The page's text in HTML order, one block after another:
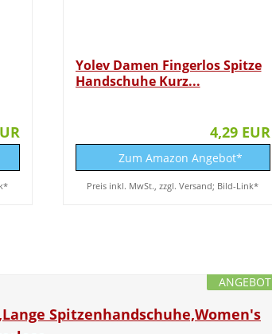
Yolev Damen Fingerlos Spitze
Handschuhe Kurz...
4,29 EUR
Zum Amazon Angebot*
Preis inkl. MwSt., zzgl. Versand; Bild-Link*
ANGEBOT
Spitzenhandschuhe,Women's